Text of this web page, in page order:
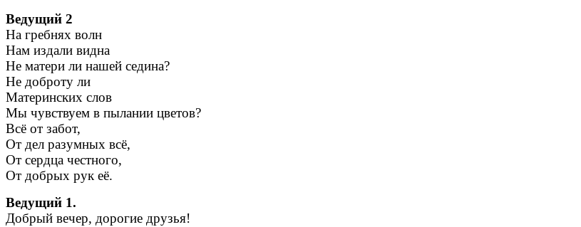
Ведущий 2
На гребнях волн
Нам издали видна
Не матери ли нашей седина?
Не доброту ли
Материнских слов
Мы чувствуем в пылании цветов?
Всё от забот,
От дел разумных всё,
От сердца честного,
От добрых рук её.
Ведущий 1.
Добрый вечер, дорогие друзья!